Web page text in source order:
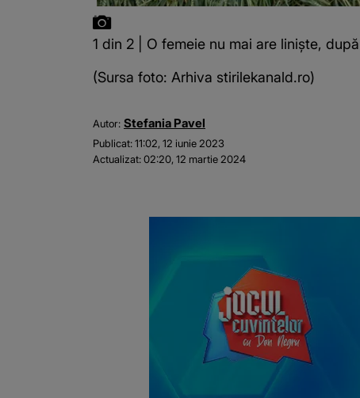
1 din 2 | O femeie nu mai are liniște,
(Sursa foto: Arhiva stirilekanald.ro)
Autor: Stefania Pavel
Publicat:11:02, 12 iunie 2023
Actualizat:02:20, 12 martie 2024